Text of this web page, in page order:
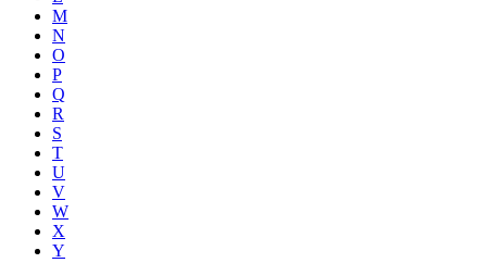
M
N
O
P
Q
R
S
T
U
V
W
X
Y